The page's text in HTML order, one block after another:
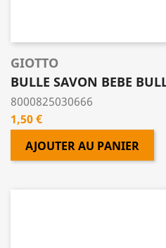
GIOTTO
BULLE SAVON BEBE
8000825030666
Prix
1,50 €
AJOUTER AU PANIER